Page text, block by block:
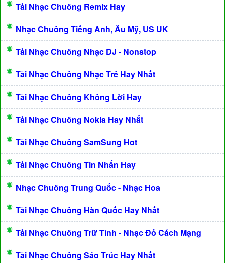
Tải Nhạc Chuông Remix Hay
Nhạc Chuông Tiếng Anh, Âu Mỹ, US UK
Tải Nhạc Chuông Nhạc DJ - Nonstop
Tải Nhạc Chuông Nhạc Trẻ Hay Nhất
Tải Nhạc Chuông Không Lời Hay
Tải Nhạc Chuông Nokia Hay Nhất
Tải Nhạc Chuông SamSung Hot
Tải Nhạc Chuông Tin Nhắn Hay
Nhạc Chuông Trung Quốc - Nhạc Hoa
Tải Nhạc Chuông Hàn Quốc Hay Nhất
Tải Nhạc Chuông Trữ Tình - Nhạc Đỏ Cách Mạng
Tải Nhạc Chuông Sáo Trúc Hay Nhất